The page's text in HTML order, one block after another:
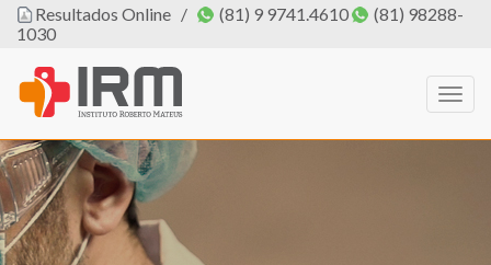
Resultados Online / (81) 9 9741.4610
(81) 98288-
1030